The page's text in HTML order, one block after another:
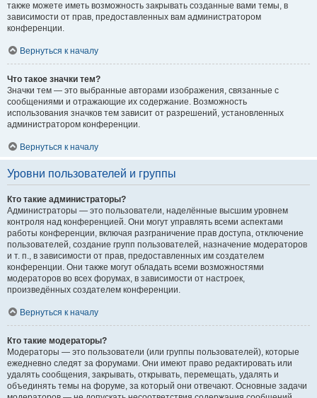
также можете иметь возможность закрывать созданные вами темы, в
зависимости от прав, предоставленных вам администратором
конференции.
Вернуться к началу
Что такое значки тем?
Значки тем — это выбранные авторами изображения, связанные с
сообщениями и отражающие их содержание. Возможность
использования значков тем зависит от разрешений, установленных
администратором конференции.
Вернуться к началу
Уровни пользователей и группы
Кто такие администраторы?
Администраторы — это пользователи, наделённые высшим уровнем
контроля над конференцией. Они могут управлять всеми аспектами
работы конференции, включая разграничение прав доступа, отключение
пользователей, создание групп пользователей, назначение модераторов
и т. п., в зависимости от прав, предоставленных им создателем
конференции. Они также могут обладать всеми возможностями
модераторов во всех форумах, в зависимости от настроек,
произведённых создателем конференции.
Вернуться к началу
Кто такие модераторы?
Модераторы — это пользователи (или группы пользователей), которые
ежедневно следят за форумами. Они имеют право редактировать или
удалять сообщения, закрывать, открывать, перемещать, удалять и
объединять темы на форуме, за который они отвечают. Основные задачи